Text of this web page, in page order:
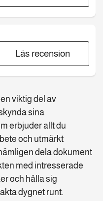
viktig del av
sina
erbjuder allt du
och utmärkt
dela dokument
med intresserade
och hålla sig
dygnet runt.
Läs recension